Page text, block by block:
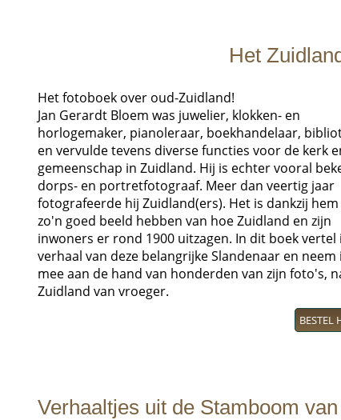
Het
Het fotoboek over oud-Zuidland!
Jan Gerardt Bloem was juwelier, klokken- en
horlogemaker, pianoleraar, boekhandelaar,
en vervulde tevens diverse functies voor de kerk
gemeenschap in Zuidland. Hij is echter vooral
dorps- en portretfotograaf. Meer dan veertig jaar
fotografeerde hij Zuidland(ers). Het is dankzij
zo'n goed beeld hebben van hoe Zuidland en zijn
inwoners er rond 1900 uitzagen. In dit boek vertel
verhaal van deze belangrijke Slandenaar en neem
mee aan de hand van honderden van zijn foto's,
Zuidland van vroeger.
BESTEL
Verhaaltjes uit de Stamboom